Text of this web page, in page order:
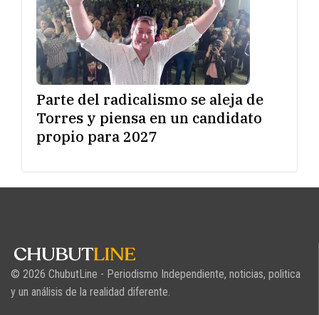
Parte del radicalismo se aleja de
Torres y piensa en un candidato
propio para 2027
© 2026 ChubutLine - Periodismo Independiente, noticias, politica
y un análisis de la realidad diferente.